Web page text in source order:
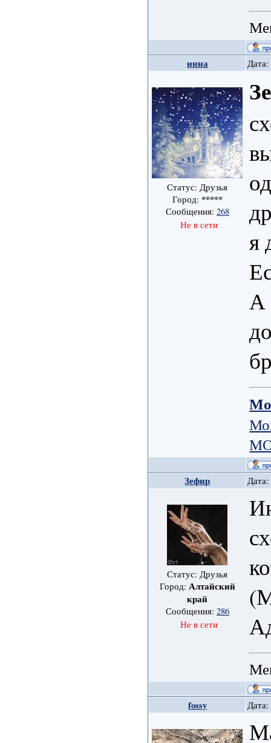
инна Дата:
Статус: Друзья
Город: *****
Сообщения: 268
Не в сети
я
А
Зефир
Статус: Друзья
Город: Алтайский
край
Сообщения: 286
Не в сети
fossy